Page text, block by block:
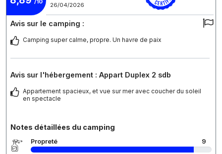
/10
26/04/2026
Avis sur le camping :
Camping super calme, propre. Un havre de paix
Avis sur l'hébergement : Appart Duplex 2 sdb
Appartement spacieux, et vue sur mer avec coucher du soleil
en spectacle
Notes détaillées du camping
Propreté 9